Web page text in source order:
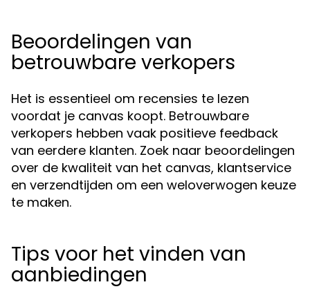
Beoordelingen van
betrouwbare verkopers
Het is essentieel om recensies te lezen
voordat je canvas koopt. Betrouwbare
verkopers hebben vaak positieve feedback
van eerdere klanten. Zoek naar beoordelingen
over de kwaliteit van het canvas, klantservice
en verzendtijden om een weloverwogen keuze
te maken.
Tips voor het vinden van
aanbiedingen